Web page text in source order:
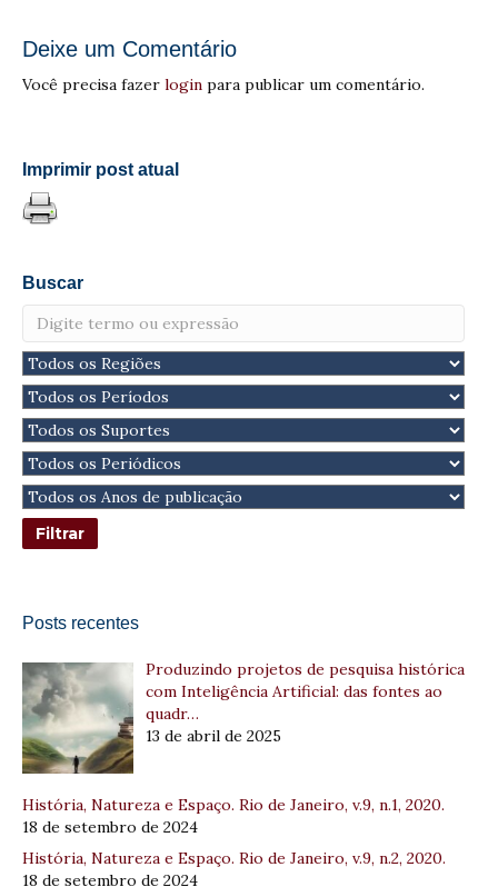
Deixe um Comentário
Você precisa fazer login para publicar um comentário.
Imprimir post atual
Buscar
Posts recentes
Produzindo projetos de pesquisa histórica
com Inteligência Artificial: das fontes ao
quadr…
13 de abril de 2025
História, Natureza e Espaço. Rio de Janeiro, v.9, n.1, 2020.
18 de setembro de 2024
História, Natureza e Espaço. Rio de Janeiro, v.9, n.2, 2020.
18 de setembro de 2024